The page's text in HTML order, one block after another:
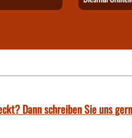
Dann schreiben Sie uns